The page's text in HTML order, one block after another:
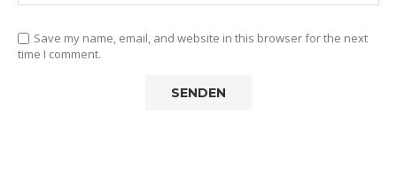
Save my name, email, and website in this browser for the next
time I comment.